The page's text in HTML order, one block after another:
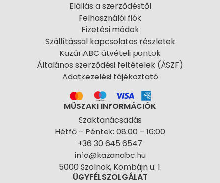
Elállás a szerződéstől
Felhasználói fiók
Fizetési módok
Szállítással kapcsolatos részletek
KazánABC átvételi pontok
Általános szerződési feltételek (ÁSZF)
Adatkezelési tájékoztató
MŰSZAKI INFORMÁCIÓK
Szaktanácsadás
Hétfő – Péntek: 08:00 – 16:00
+36 30 645 6547
info@kazanabc.hu
5000 Szolnok, Kombájn u. 1.
ÜGYFÉLSZOLGÁLAT